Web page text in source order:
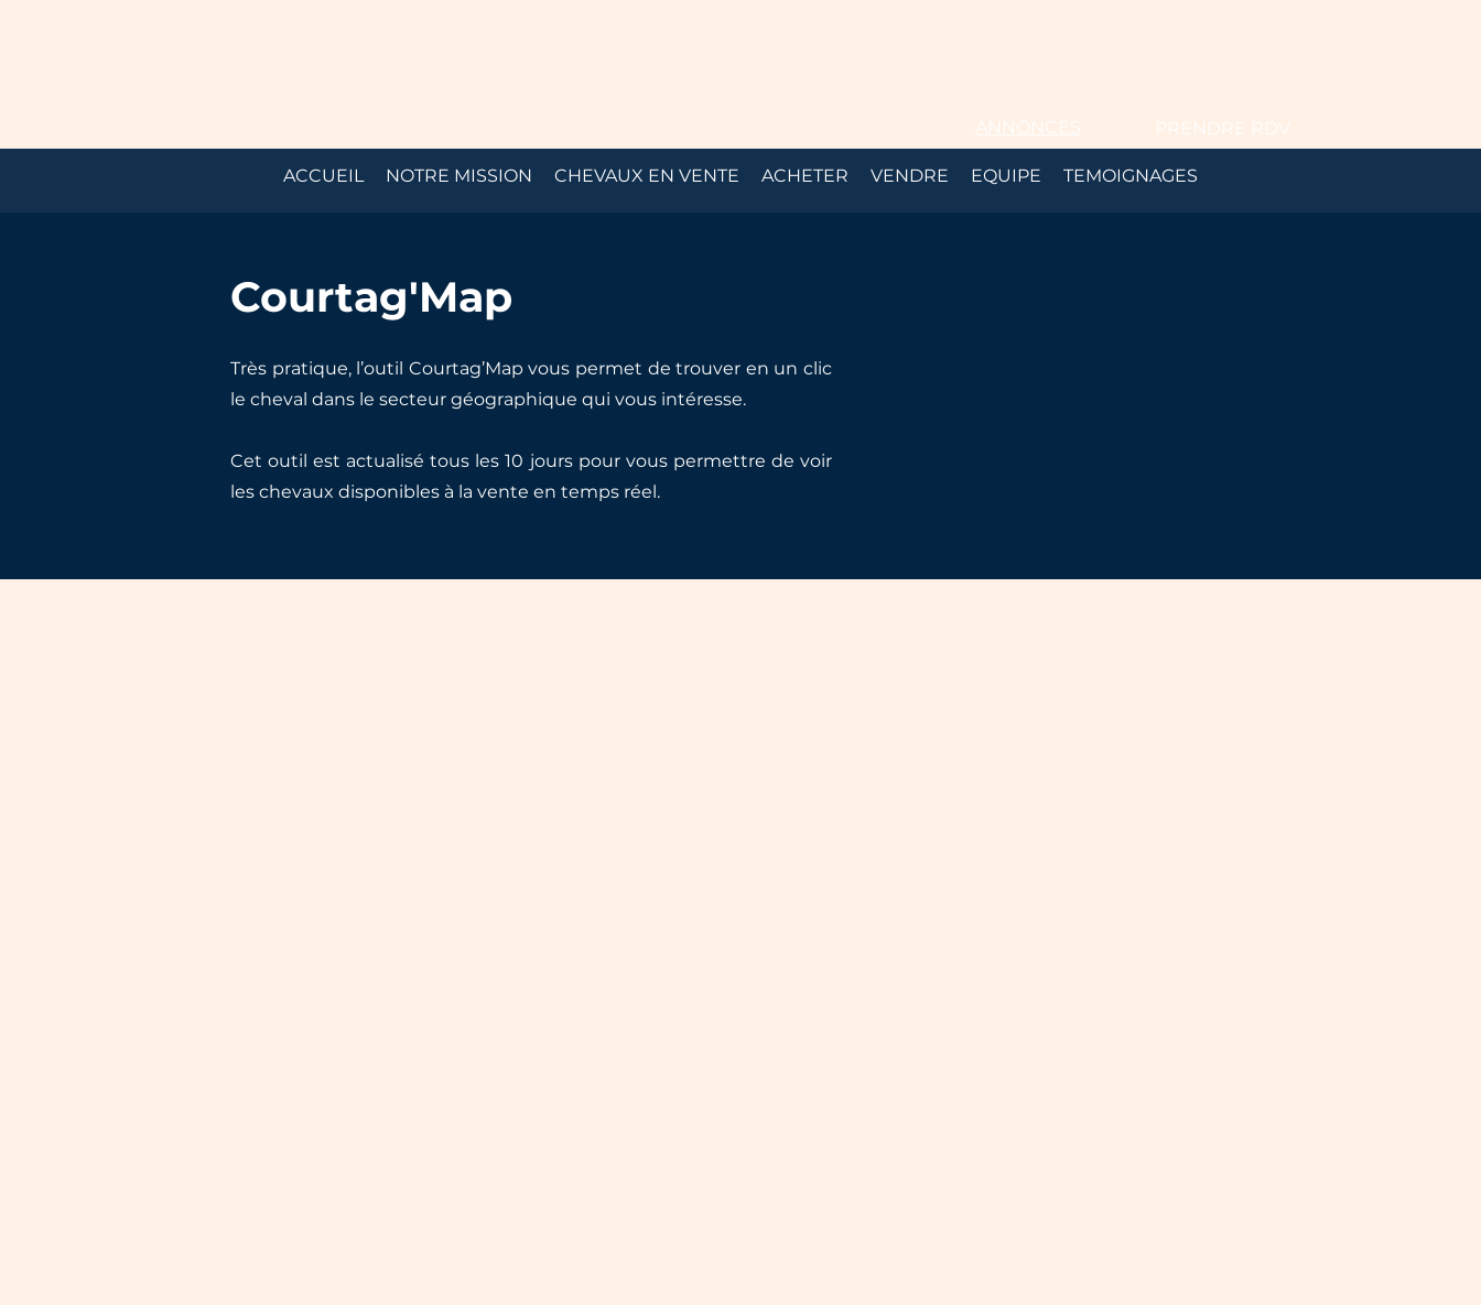
ANNONCES PRENDRE RDV
ACCUEIL NOTRE MISSION CHEVAUX EN VENTE ACHETER VENDRE EQUIPE TEMOIGNAGES
Courtag'Map
Très pratique, l’outil Courtag’Map vous permet de trouver en un clic
le cheval dans le secteur géographique qui vous intéresse.
Cet outil est actualisé tous les 10 jours pour vous permettre de voir
les chevaux disponibles à la vente en temps réel.